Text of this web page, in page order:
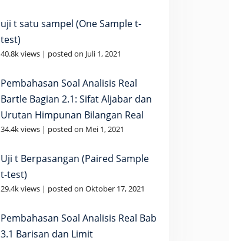
uji t satu sampel (One Sample t-
test)
40.8k views | posted on Juli 1, 2021
Pembahasan Soal Analisis Real
Bartle Bagian 2.1: Sifat Aljabar dan
Urutan Himpunan Bilangan Real
34.4k views | posted on Mei 1, 2021
Uji t Berpasangan (Paired Sample
t-test)
29.4k views | posted on Oktober 17, 2021
Pembahasan Soal Analisis Real Bab
3.1 Barisan dan Limit